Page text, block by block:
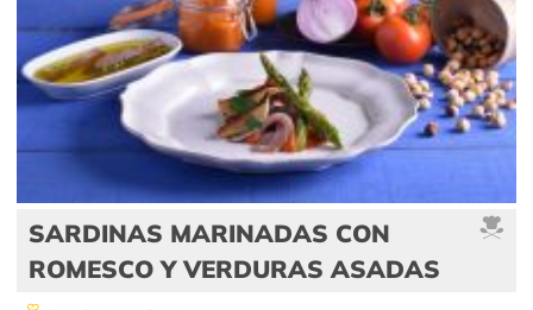
SARDINAS MARINADAS CON
ROMESCO Y VERDURAS ASADAS